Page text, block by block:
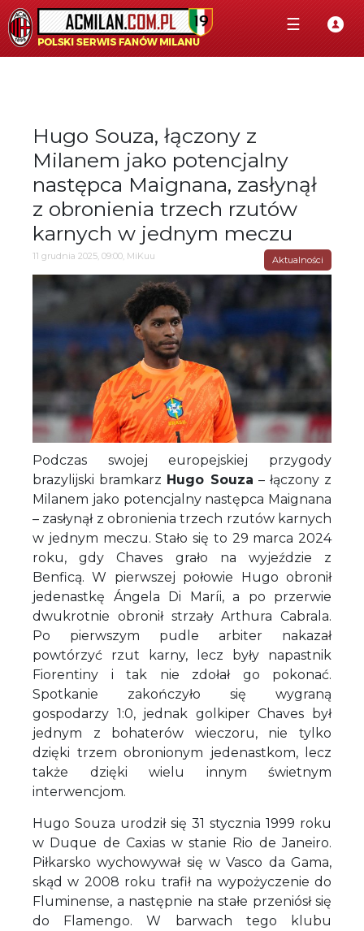
☰
Hugo Souza, łączony z
Milanem jako potencjalny
następca Maignana, zasłynął
z obronienia trzech rzutów
karnych w jednym meczu
11 grudnia 2025, 09:00, MiKuu Aktualności
Podczas swojej europejskiej przygody
brazylijski bramkarz Hugo Souza – łączony z
Milanem jako potencjalny następca Maignana
– zasłynął z obronienia trzech rzutów karnych
w jednym meczu. Stało się to 29 marca 2024
roku, gdy Chaves grało na wyjeździe z
Benficą. W pierwszej połowie Hugo obronił
jedenastkę Ángela Di Maríi, a po przerwie
dwukrotnie obronił strzały Arthura Cabrala.
Po pierwszym pudle arbiter nakazał
powtórzyć rzut karny, lecz były napastnik
Fiorentiny i tak nie zdołał go pokonać.
Spotkanie zakończyło się wygraną
gospodarzy 1:0, jednak golkiper Chaves był
jednym z bohaterów wieczoru, nie tylko
dzięki trzem obronionym jedenastkom, lecz
także dzięki wielu innym świetnym
interwencjom.
Hugo Souza urodził się 31 stycznia 1999 roku
w Duque de Caxias w stanie Rio de Janeiro.
Piłkarsko wychowywał się w Vasco da Gama,
skąd w 2008 roku trafił na wypożyczenie do
Fluminense, a następnie na stałe przeniósł się
do Flamengo. W barwach tego klubu